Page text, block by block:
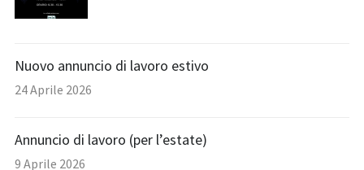
Nuovo annuncio di lavoro estivo
24 Aprile 2026
Annuncio di lavoro (per l’estate)
9 Aprile 2026